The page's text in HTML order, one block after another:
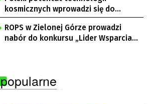
kosmicznych wprowadzi się do
Zielonej Góry
ROPS w Zielonej Górze prowadzi
nabór do konkursu „Lider Wsparcia
popularne